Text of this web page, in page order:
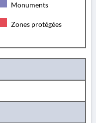
Monuments
Zones protégées